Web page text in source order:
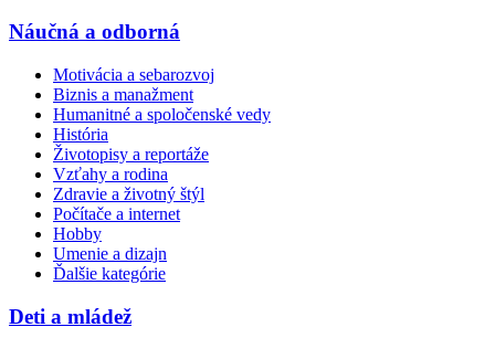
Náučná a odborná
Motivácia a sebarozvoj
Biznis a manažment
Humanitné a spoločenské vedy
História
Životopisy a reportáže
Vzťahy a rodina
Zdravie a životný štýl
Počítače a internet
Hobby
Umenie a dizajn
Ďalšie kategórie
Deti a mládež